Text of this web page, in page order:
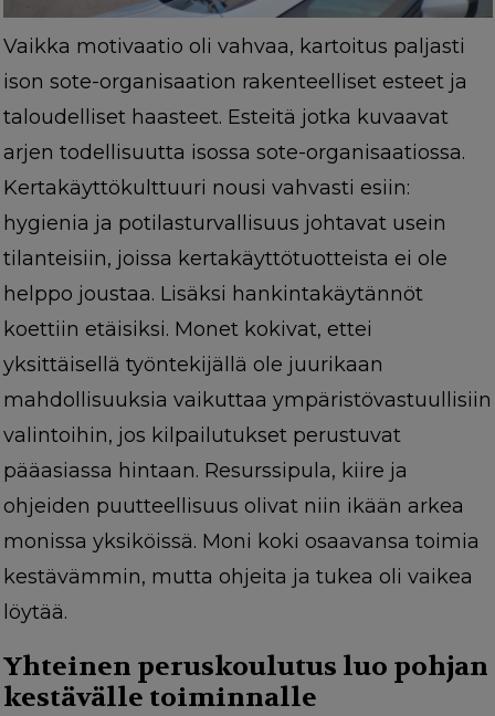
Vaikka motivaatio oli vahvaa, kartoitus paljasti
ison sote-organisaation rakenteelliset esteet ja
taloudelliset haasteet. Esteitä jotka kuvaavat
arjen todellisuutta isossa sote-organisaatiossa.
Kertakäyttökulttuuri nousi vahvasti esiin:
hygienia ja potilasturvallisuus johtavat usein
tilanteisiin, joissa kertakäyttötuotteista ei ole
helppo joustaa. Lisäksi hankintakäytännöt
koettiin etäisiksi. Monet kokivat, ettei
yksittäisellä työntekijällä ole juurikaan
mahdollisuuksia vaikuttaa ympäristövastuullisiin
valintoihin, jos kilpailutukset perustuvat
pääasiassa hintaan. Resurssipula, kiire ja
ohjeiden puutteellisuus olivat niin ikään arkea
monissa yksiköissä. Moni koki osaavansa toimia
kestävämmin, mutta ohjeita ja tukea oli vaikea
löytää.
Yhteinen peruskoulutus luo pohjan
kestävälle toiminnalle